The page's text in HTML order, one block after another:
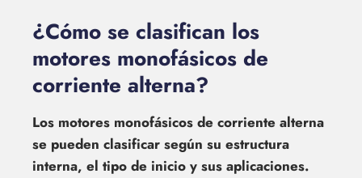
¿Cómo se clasifican los
motores monofásicos de
corriente alterna?
Los motores monofásicos de corriente alterna
se pueden clasificar según su estructura
interna, el tipo de inicio y sus aplicaciones.